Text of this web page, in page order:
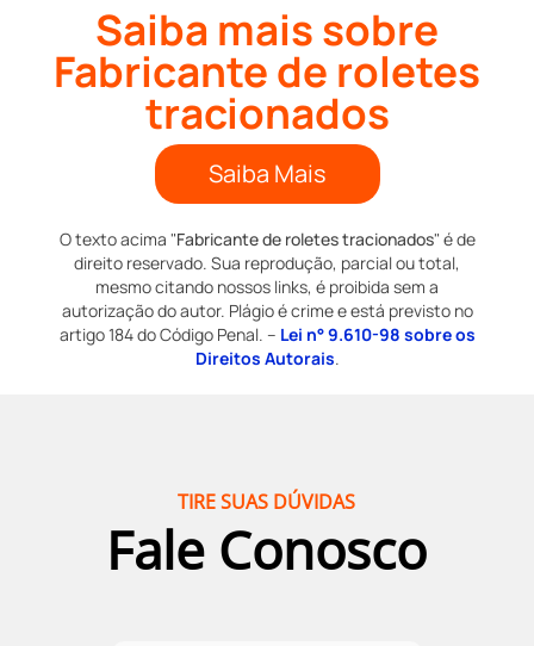
Saiba mais sobre
Fabricante de roletes
tracionados
Saiba Mais
O texto acima "Fabricante de roletes tracionados" é de
direito reservado. Sua reprodução, parcial ou total,
mesmo citando nossos links, é proibida sem a
autorização do autor. Plágio é crime e está previsto no
artigo 184 do Código Penal. – Lei n° 9.610-98 sobre os
Direitos Autorais.
TIRE SUAS DÚVIDAS
Fale Conosco